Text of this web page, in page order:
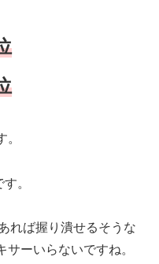
。
れば握り潰せるそうな
ーいらないですね。